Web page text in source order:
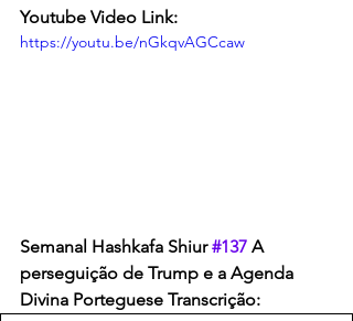
Youtube Video Link:
https://youtu.be/nGkqvAGCcaw
Semanal Hashkafa Shiur #137 A
perseguição de Trump e a Agenda
Divina Porteguese Transcrição: